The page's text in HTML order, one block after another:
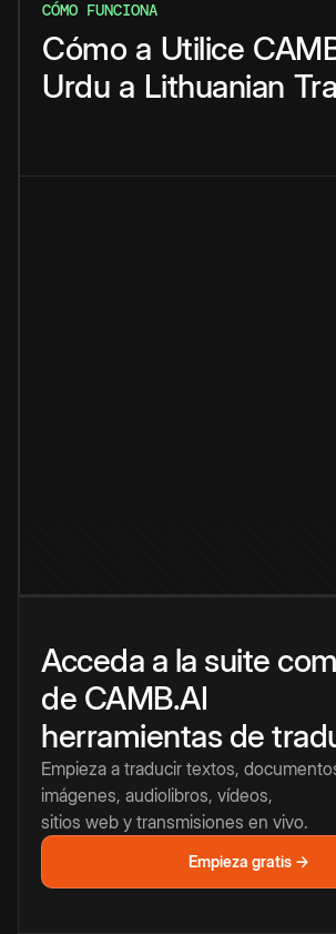
CÓMO FUNCIONA
Cómo a Utilice
Urdu a Lithuanian
Acceda a la suite
de CAMB.AI
herramientas de
Empieza a traducir textos,
imágenes, audiolibros, vídeos,
sitios web y transmisiones en vivo.
Empieza gratis →